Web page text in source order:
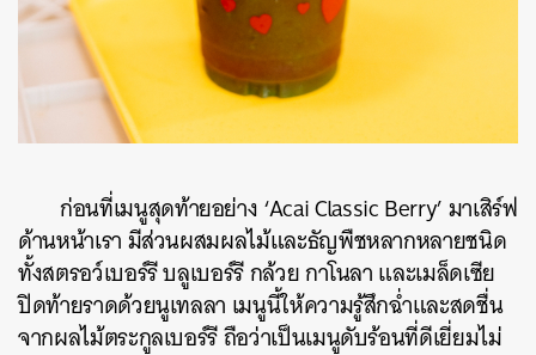
ก่อนที่เมนูสุดท้ายอย่าง ‘Acai Classic Berry’ มาเสิร์ฟ
ด้านหน้าเรา มีส่วนผสมผลไม้และธัญพืชหลากหลายชนิด
ทั้งสตรอว์เบอร์รี บลูเบอร์รี กล้วย กาโนลา และเมล็ดเซีย
ปิดท้ายราดด้วยนูเทลลา เมนูนี้ให้ความรู้สึกฉ่ำและสดชื่น
จากผลไม้ตระกูลเบอร์รี ถือว่าเป็นเมนูดับร้อนที่ดีเยี่ยมไม่